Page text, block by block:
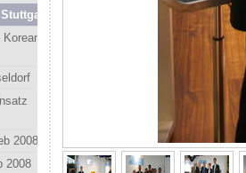
2008
2008